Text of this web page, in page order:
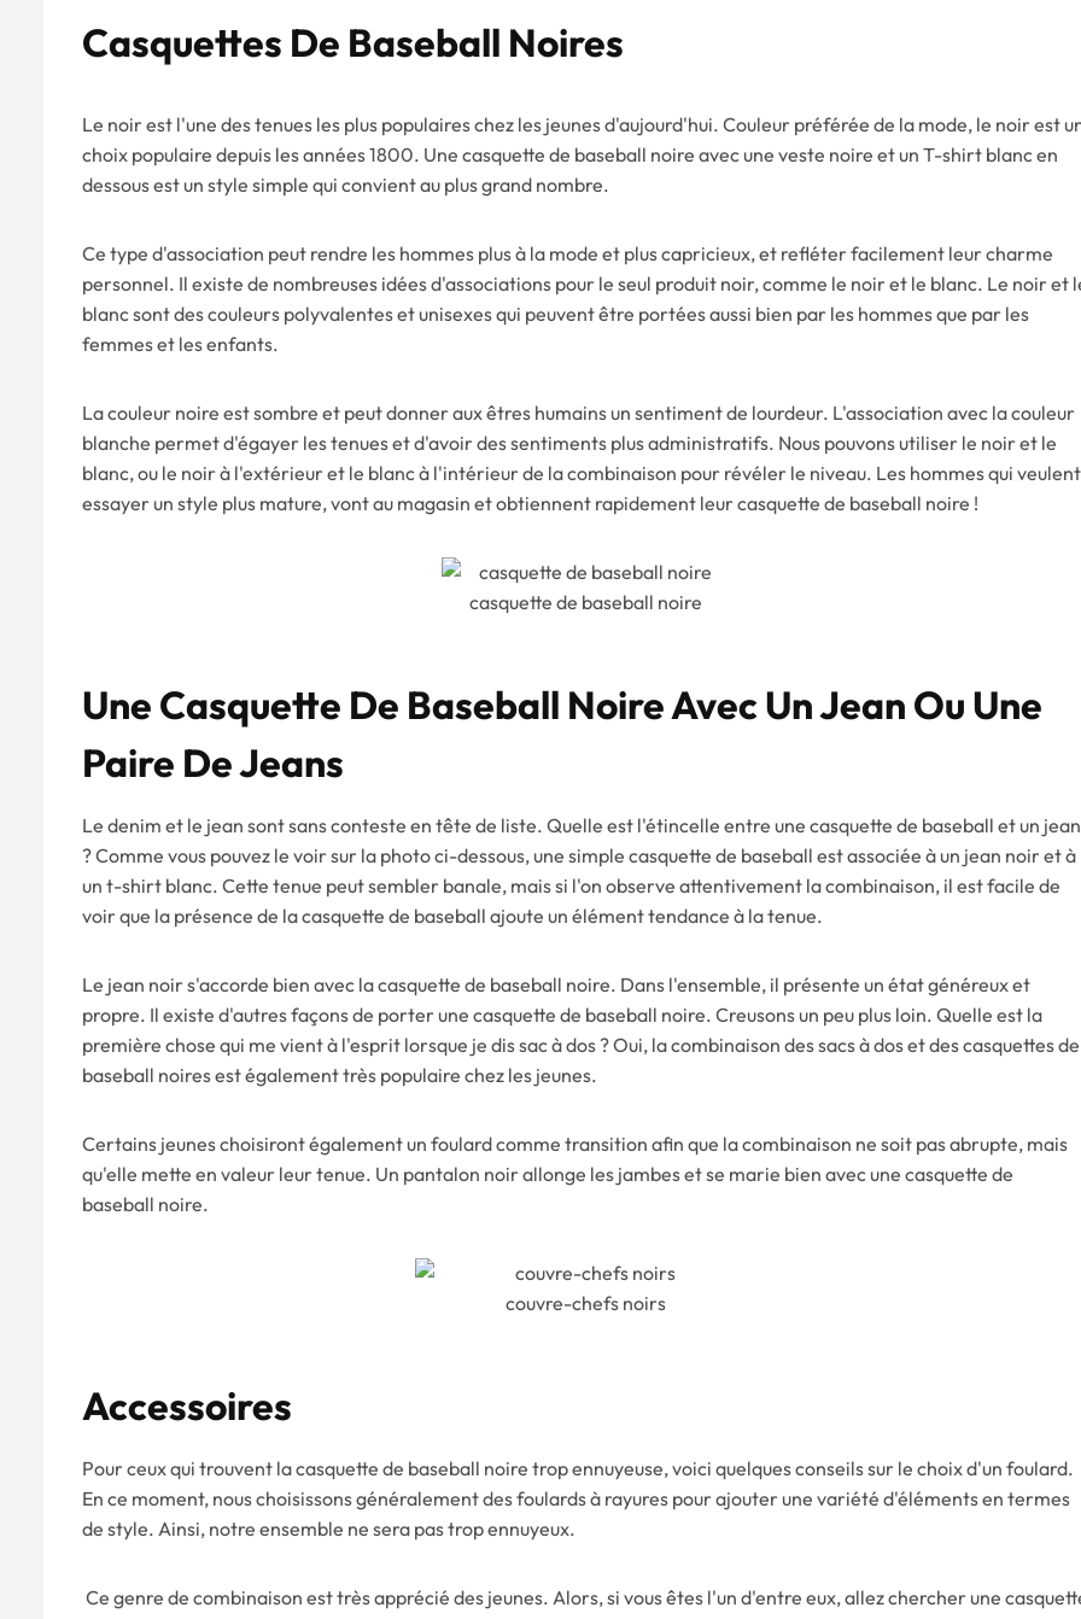
Casquettes De Baseball Noires
Le noir est l'une des tenues les plus populaires chez les jeunes d'aujourd'hui. Couleur préférée de la mode, le noir est
choix populaire depuis les années 1800. Une casquette de baseball noire avec une veste noire et un T-shirt blanc en
dessous est un style simple qui convient au plus grand nombre.
Ce type d'association peut rendre les hommes plus à la mode et plus capricieux, et refléter facilement leur charme
personnel. Il existe de nombreuses idées d'associations pour le seul produit noir, comme le noir et le blanc. Le noir et
blanc sont des couleurs polyvalentes et unisexes qui peuvent être portées aussi bien par les hommes que par les
femmes et les enfants.
La couleur noire est sombre et peut donner aux êtres humains un sentiment de lourdeur. L'association avec la couleur
blanche permet d'égayer les tenues et d'avoir des sentiments plus administratifs. Nous pouvons utiliser le noir et le
blanc, ou le noir à l'extérieur et le blanc à l'intérieur de la combinaison pour révéler le niveau. Les hommes qui veulent
essayer un style plus mature, vont au magasin et obtiennent rapidement leur casquette de baseball noire !
casquette de baseball noire
Une Casquette De Baseball Noire Avec Un Jean Ou Une
Paire De Jeans
Le denim et le jean sont sans conteste en tête de liste. Quelle est l'étincelle entre une casquette de baseball et un jean
? Comme vous pouvez le voir sur la photo ci-dessous, une simple casquette de baseball est associée à un jean noir et à
un t-shirt blanc. Cette tenue peut sembler banale, mais si l'on observe attentivement la combinaison, il est facile de
voir que la présence de la casquette de baseball ajoute un élément tendance à la tenue.
Le jean noir s'accorde bien avec la casquette de baseball noire. Dans l'ensemble, il présente un état généreux et
propre. Il existe d'autres façons de porter une casquette de baseball noire. Creusons un peu plus loin. Quelle est la
première chose qui me vient à l'esprit lorsque je dis sac à dos ? Oui, la combinaison des sacs à dos et des casquettes de
baseball noires est également très populaire chez les jeunes.
Certains jeunes choisiront également un foulard comme transition afin que la combinaison ne soit pas abrupte, mais
qu'elle mette en valeur leur tenue. Un pantalon noir allonge les jambes et se marie bien avec une casquette de
baseball noire.
couvre-chefs noirs
Accessoires
Pour ceux qui trouvent la casquette de baseball noire trop ennuyeuse, voici quelques conseils sur le choix d'un foulard.
En ce moment, nous choisissons généralement des foulards à rayures pour ajouter une variété d'éléments en termes
de style. Ainsi, notre ensemble ne sera pas trop ennuyeux.
Ce genre de combinaison est très apprécié des jeunes. Alors, si vous êtes l'un d'entre eux, allez chercher une